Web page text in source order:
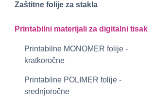
Zaštitne folije za stakla
Printabilni materijali za digitalni tisak
Printabilne MONOMER folije -
kratkoročne
Printabilne POLIMER folije -
srednjoročne